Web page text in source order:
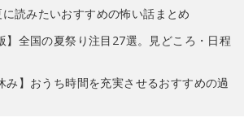
に読みたいおすすめの怖い話まとめ
】全国の夏祭り注目27選。見どころ・日程
み】おうち時間を充実させるおすすめの過